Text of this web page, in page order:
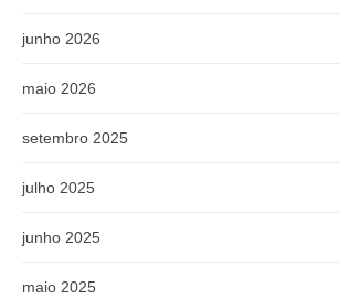
junho 2026
maio 2026
setembro 2025
julho 2025
junho 2025
maio 2025